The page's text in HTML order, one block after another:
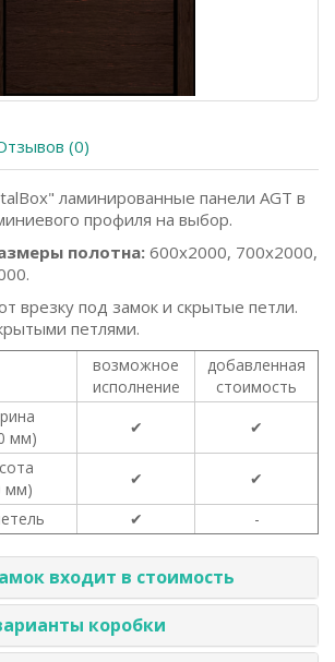
(0)
ламинированные панели AGT в
профиля на выбор.
полотна: 600x2000, 700x2000,
врезку под замок и скрытые петли.
петлями.
возможное
исполнение
добавленная
стоимость
мм)
✔
✔
мм)
✔
✔
✔ -
входит в стоимость
коробки